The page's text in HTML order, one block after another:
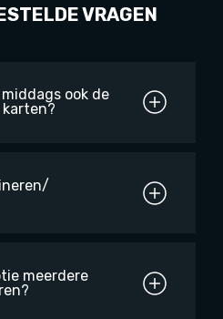
VRAGEN
middags ook de
meerdere